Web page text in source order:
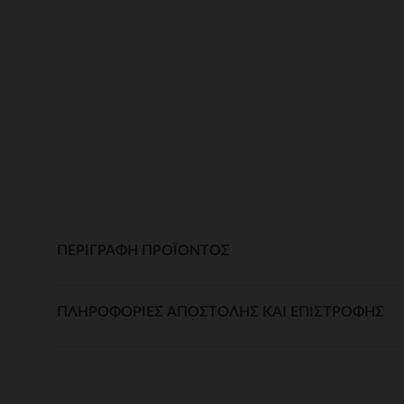
ΠΕΡΙΓΡΑΦΉ ΠΡΟΪΌΝΤΟΣ
ΠΛΗΡΟΦΟΡΊΕΣ ΑΠΟΣΤΟΛΉΣ ΚΑΙ ΕΠΙΣΤΡΟΦΉΣ